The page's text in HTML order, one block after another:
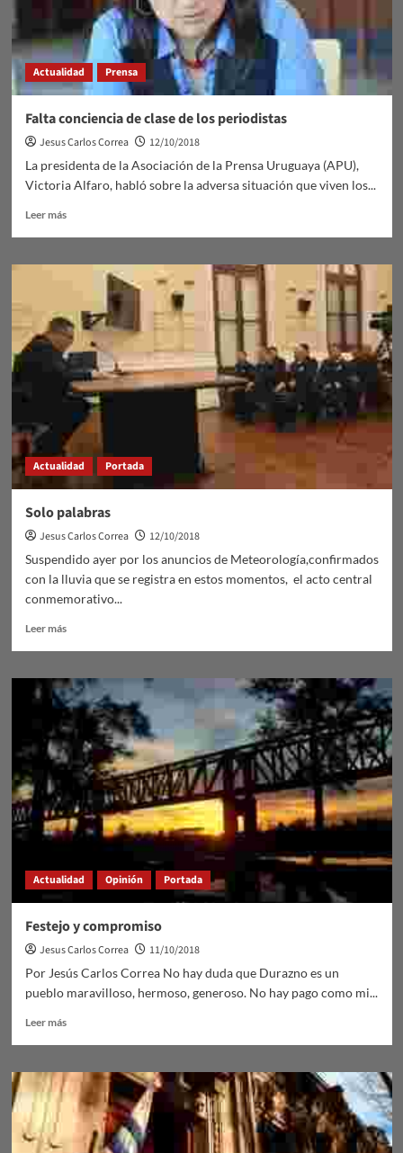
Actualidad Prensa
Falta conciencia de clase de los periodistas
Jesus Carlos Correa
12/10/2018
La presidenta de la Asociación de la Prensa Uruguaya (APU),
Victoria Alfaro, habló sobre la adversa situación que viven los...
Leer másLeer
Falta
conciencia
clase
de
los
periodistas
Actualidad Portada
Solo palabras
Jesus Carlos Correa
12/10/2018
Suspendido ayer por los anuncios de Meteorología,confirmados
con la lluvia que se registra en estos momentos, el acto central
conmemorativo...
Leer másLeer
Solo
palabras
Actualidad Opinión Portada
Festejo y compromiso
Jesus Carlos Correa
11/10/2018
Por Jesús Carlos Correa No hay duda que Durazno es un
pueblo maravilloso, hermoso, generoso. No hay pago como mi...
Leer másLeer
Festejo
y
compromiso